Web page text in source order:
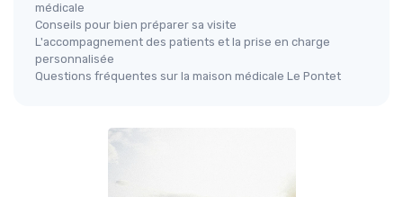
médicale
Conseils pour bien préparer sa visite
L'accompagnement des patients et la prise en charge
personnalisée
Questions fréquentes sur la maison médicale Le Pontet